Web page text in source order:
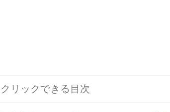
クリックできる目次